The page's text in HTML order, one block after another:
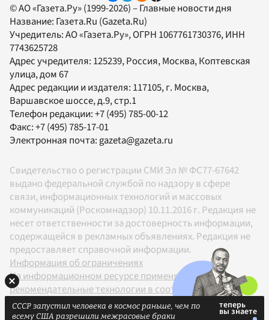
© АО «Газета.Ру» (1999-2026) – Главные новости дня
Название: Газета.Ru (Gazeta.Ru)
Учредитель:АО «Газета.Ру», ОГРН 1067761730376, ИНН
7743625728
Адрес учредителя: 125239, Россия, Москва, Коптевская
улица, дом 67
Адрес редакции и издателя: 117105, г. Москва,
Варшавское шоссе, д.9, стр.1
Телефон редакции:+7 (495) 785-00-12
Факс:+7 (495) 785-17-01
Электронная почта: gazeta@gazeta.ru
Свидетельство о регистрации СМИ Эл № ФС77-67642
выдано федеральной службой по надзору в сфере
связи, информационных технологий и массовых
коммуникаций (Роскомнадзор) 10.11.2016 г. Редакция не
несет ответственности за достоверность информации,
содержащейся в рекламных объявлениях. Редакция не
предоставляет справочной информации.
Информация об ограничениях
На информационном ресурсе применяются
рекомендательные технологии в соответствии с
Правилами
18+
СССР запустил человека в космос раньше, чем по
всему США разрешили межрасовые браки